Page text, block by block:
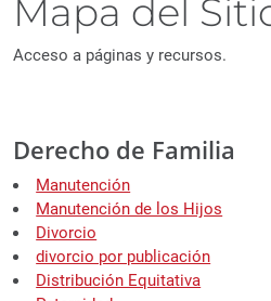
Mapa del
Acceso a páginas y recursos.
Derecho de Familia
Manutención
Manutención de los Hijos
Divorcio
divorcio por publicación
Distribución Equitativa